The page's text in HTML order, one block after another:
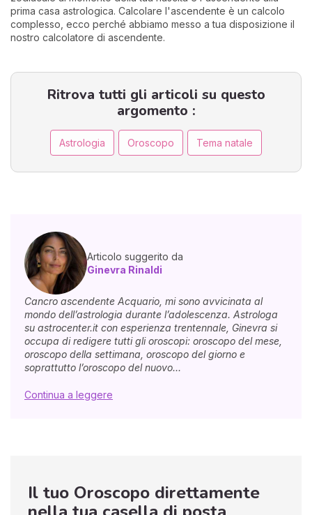
prima casa astrologica. Calcolare l'ascendente è un calcolo
complesso, ecco perché abbiamo messo a tua disposizione il
nostro calcolatore di ascendente.
Ritrova tutti gli articoli su questo
argomento :
Astrologia Oroscopo Tema natale
Articolo suggerito da
Ginevra Rinaldi
Cancro ascendente Acquario, mi sono avvicinata al
mondo dell’astrologia durante l’adolescenza. Astrologa
su astrocenter.it con esperienza trentennale, Ginevra si
occupa di redigere tutti gli oroscopi: oroscopo del mese,
oroscopo della settimana, oroscopo del giorno e
soprattutto l’oroscopo del nuovo...
Continua a leggere
Il tuo Oroscopo direttamente